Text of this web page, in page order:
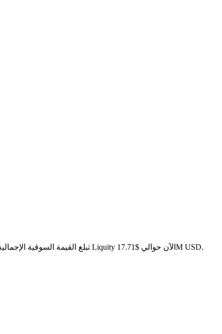
. مع عرض متداول قدره 96.26M LQTY، تبلغ القيمة السوقية الإجمالية لـ Liquity الآن حوالي $17.71M USD.